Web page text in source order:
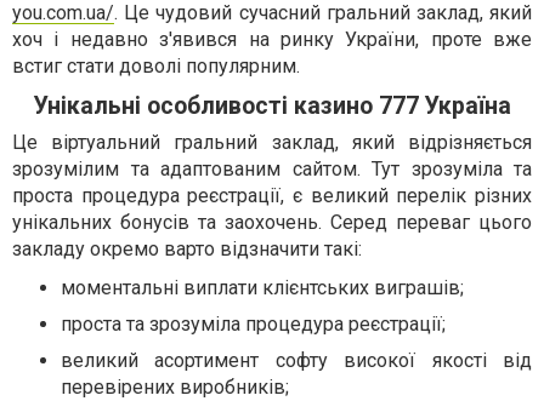
you.com.ua/. Це чудовий сучасний гральний заклад, який
хоч і недавно з'явився на ринку України, проте вже
встиг стати доволі популярним.
Унікальні особливості казино 777 Україна
Це віртуальний гральний заклад, який відрізняється
зрозумілим та адаптованим сайтом. Тут зрозуміла та
проста процедура реєстрації, є великий перелік різних
унікальних бонусів та заохочень. Серед переваг цього
закладу окремо варто відзначити такі:
моментальні виплати клієнтських виграшів;
проста та зрозуміла процедура реєстрації;
великий асортимент софту високої якості від
перевірених виробників;